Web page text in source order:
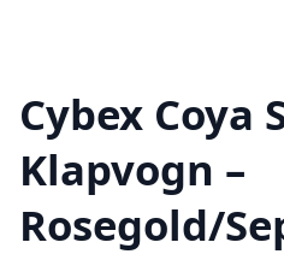
Cybex Coya
Klapvogn –
Rosegold/